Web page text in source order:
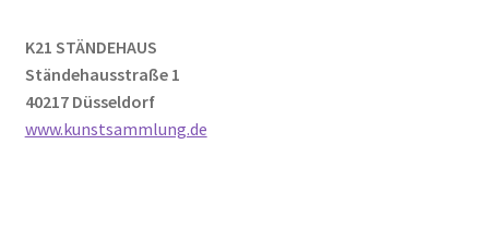
K21 STÄNDEHAUS
Ständehausstraße 1
40217 Düsseldorf
www.kunstsammlung.de